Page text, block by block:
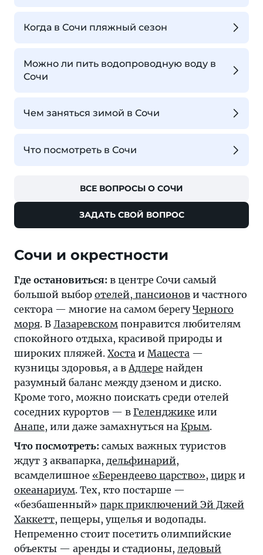
Когда в Сочи пляжный сезон
Можно ли пить водопроводную воду в
Сочи
Чем заняться зимой в Сочи
Что посмотреть в Сочи
ВСЕ ВОПРОСЫ О СОЧИ
ЗАДАТЬ СВОЙ ВОПРОС
Где остановиться: в центре Сочи самый
большой выбор отелей, пансионов и частного
сектора — многие на самом берегуЧерного
моря. В Лазаревском понравится любителям
спокойного отдыха, красивой природы и
широких пляжей. Хоста и Мацеста —
кузницы здоровья, а в Адлере найден
разумный баланс между дзеном и диско.
Кроме того, можно поискать среди отелей
соседних курортов — в Геленджике или
Анапе, или даже замахнуться на Крым.
Что посмотреть: самых важных туристов
ждут 3 аквапарка, дельфинарий,
всамделишное «Берендеево царство», цирк и
океанариум. Тех, кто постарше —
«безбашенный» парк приключений Эй Джей
Хаккетт, пещеры, ущелья и водопады.
Непременно стоит посетить олимпийские
объекты — аренды и стадионы, ледовый